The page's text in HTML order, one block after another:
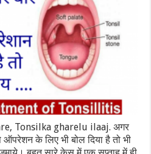
Tonsilka gharelu ilaaj. अगर
के लिए भी बोल दिया है तो भी